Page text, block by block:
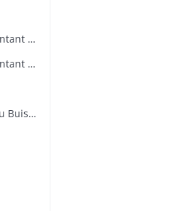
Colmar, église Saint-Martin : photographie représentant un vitrail
Colmar, église Saint-Martin : photographie représentant un vitrail
Colmar, église Saint-Martin : tableau de la Vierge au Buisson de Roses